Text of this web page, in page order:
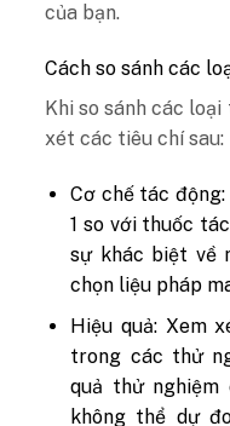
của bạn.
Cách so sánh các
Khi so sánh các
xét các tiêu chí sau:
Cơ chế tác
1 so với thuốc
sự khác biệt về
chọn liệu pháp
Hiệu quả: Xem
trong các thử
quả thử
không thể dự